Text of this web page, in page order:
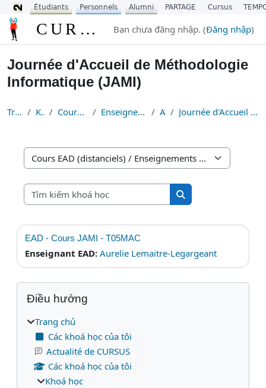
Chuyển tới nội dung chính
CURSUS Bạn chưa đăng nhập. (Đăng nhập)
Journée d'Accueil de Méthodologie
Informatique (JAMI)
Trang chủ Khoá học Cours EAD (distanciels) Enseignements de Méthodologie Accueil Journée d'Accueil de Méthodologie Informatique (JAMI)
Danh mục khoá học
Tìm kiếm khoá học
Tìm kiếm khoá học
EAD - Cours JAMI - T05MAC
Enseignant EAD: Aurelie Lemaitre-Legargeant
Các khối
Bỏ qua Điều hướng
Điều hướng
Trang chủ
Các khoá học của tôi
Actualité de CURSUS
Các khoá học của tôi
Khoá học
Étudiants Personnels Alumni PARTAGE Cursus